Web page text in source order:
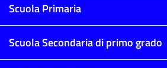
Scuola Primaria
Scuola Secondaria di primo grado